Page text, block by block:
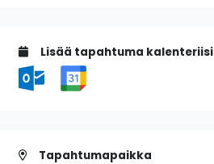
Lisää tapahtuma kalenteriisi
Tapahtumapaikka